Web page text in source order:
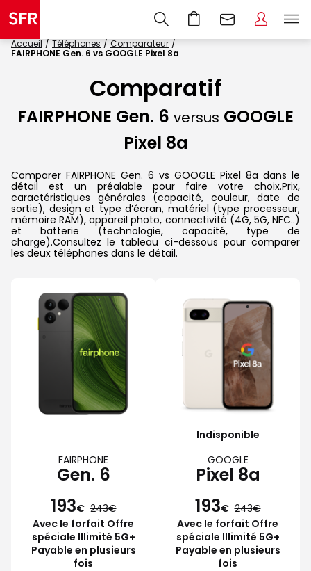
Accueil Téléphones
Comparateur
FAIRPHONE Gen. 6 vs GOOGLE Pixel 8a
Comparatif
FAIRPHONE Gen. 6 versus GOOGLE
Pixel 8a
Comparer FAIRPHONE Gen. 6 vs GOOGLE Pixel 8a dans le
détail est un préalable pour faire votre choix.Prix,
caractéristiques générales (capacité, couleur, date de
sortie), design et type d’écran, matériel (type processeur,
mémoire RAM), appareil photo, connectivité (4G, 5G, NFC..)
et batterie (technologie, capacité, type de
charge).Consultez le tableau ci-dessous pour comparer
les deux téléphones dans le détail.
FAIRPHONE
Gen. 6
193€ 243
Avec le forfait Offre
spéciale Illimité 5G+
Payable en plusieurs
fois
Indisponible
GOOGLE
Pixel 8a
193€ 243
Avec le forfait Offre
spéciale Illimité 5G+
Payable en plusieurs
fois